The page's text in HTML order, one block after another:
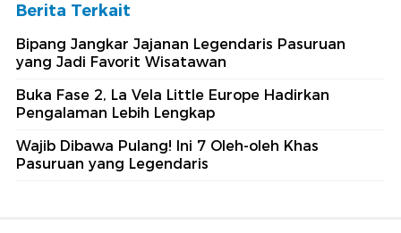
Berita Terkait
Bipang Jangkar Jajanan Legendaris Pasuruan
yang Jadi Favorit Wisatawan
Buka Fase 2, La Vela Little Europe Hadirkan
Pengalaman Lebih Lengkap
Wajib Dibawa Pulang! Ini 7 Oleh-oleh Khas
Pasuruan yang Legendaris